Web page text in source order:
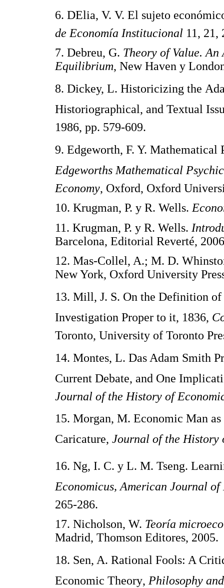
6. DElia, V. V. El sujeto
de Economía Institucional 11, 21,
7. Debreu, G. Theory of Value.
Equilibrium, New Haven y
8. Dickey, L. Historicizing the
Historiographical, and Textual
1986, pp. 579-609.
9. Edgeworth, F. Y. Mathematical
Edgeworths Mathematical
Economy, Oxford, Oxford
10. Krugman, P. y R. Wells.
11. Krugman, P. y R. Wells.
Barcelona, Editorial Reverté,
12. Mas-Collel, A.; M. D.
New York, Oxford University
13. Mill, J. S. On the Definition
Investigation Proper to it, 1836,
Toronto, University of Toronto
14. Montes, L. Das Adam Smith
Current Debate, and One
Journal of the History of
15. Morgan, M. Economic Man
Caricature, Journal of the History
16. Ng, I. C. y L. M. Tseng.
Economicus, American Journal
265-286.
17. Nicholson, W. Teoría
Madrid, Thomson Editores, 2005.
18. Sen, A. Rational Fools: A
Economic Theory, Philosophy